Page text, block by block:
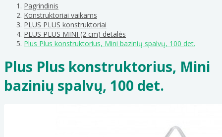
Pagrindinis
Konstruktoriai vaikams
PLUS PLUS konstruktoriai
PLUS PLUS MINI (2 cm) detalės
Plus Plus konstruktorius, Mini bazinių spalvų, 100 det.
Plus Plus konstruktorius, Mini
bazinių spalvų, 100 det.